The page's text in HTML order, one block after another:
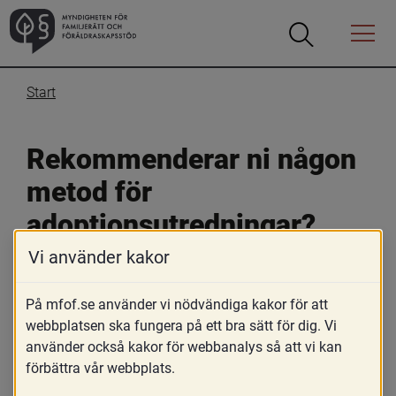
Öppna
Öppna
Menyn
Start
Rekommenderar ni någon
metod för
adoptionsutredningar?
Skriv ut
Nej. I handboken Adoption står det att "det finns ingen
enhetlig och vetenskapligt grundad utredningsmetod.
Vi använder kakor
På mfof.se använder vi nödvändiga kakor för att
webbplatsen ska fungera på ett bra sätt för dig. Vi
använder också kakor för webbanalys så att vi kan
förbättra vår webbplats.